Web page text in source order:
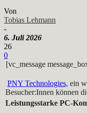
Von
Tobias Lehmann
-
6. Juli 2026
26
0
[vc_message
PNY Technologies, ein
Besucher:Innen können
Leistungsstarke PC-